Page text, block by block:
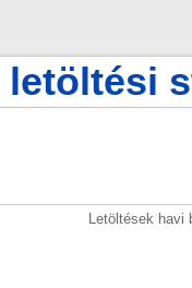
Letöltések